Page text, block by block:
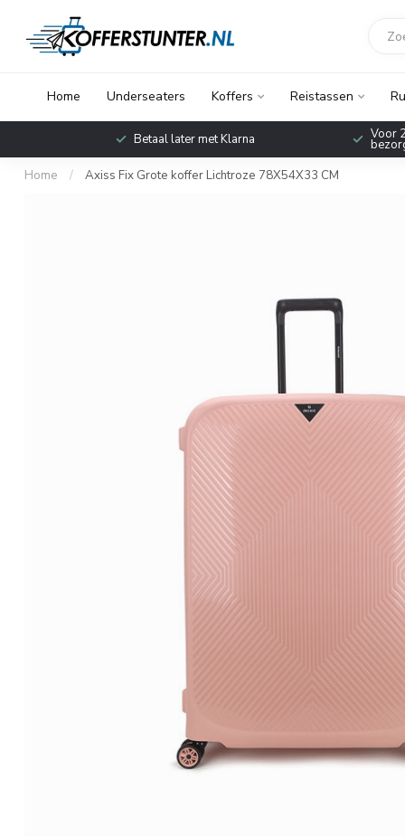
Home Underseaters Koffers Reistassen
Betaal later met Klarna Voor
Home / Axiss Fix Grote koffer Lichtroze 78X54X33 CM